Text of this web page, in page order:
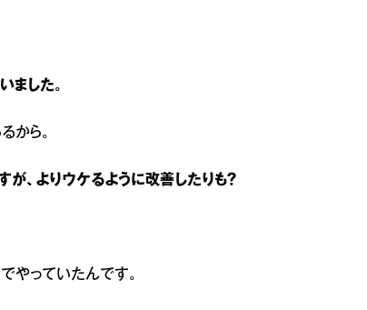
ました。
から。
、よりウケるように改善したりも？
やっていたんです。